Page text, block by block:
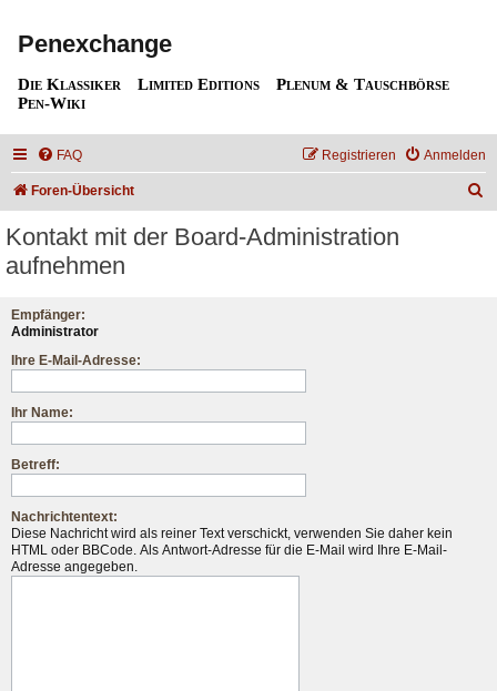
Penexchange
Die Klassiker Limited Editions
Plenum & Tauschbörse
Pen-Wiki
FAQ Anmelden
Registrieren
Foren-Übersicht
Kontakt mit der Board-Administration
aufnehmen
Empfänger:
Administrator
Ihre E-Mail-Adresse:
Ihr Name:
Betreff:
Nachrichtentext:
Diese Nachricht wird als reiner Text verschickt, verwenden Sie daher kein
HTML oder BBCode. Als Antwort-Adresse für die E-Mail wird Ihre E-Mail-
Adresse angegeben.